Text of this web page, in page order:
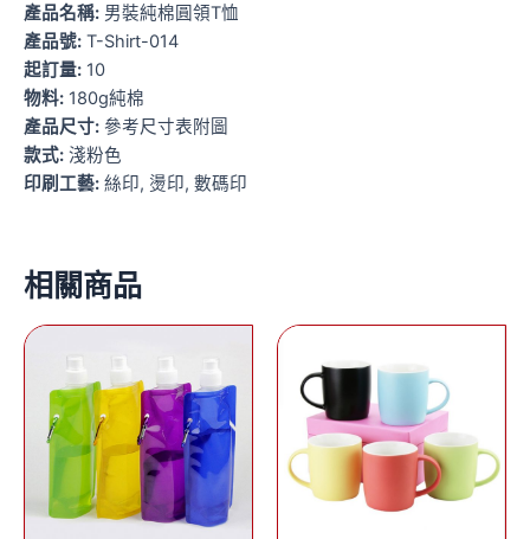
產品名稱: 男裝純棉圓領T恤
產品號: T-Shirt-014
起訂量: 10
物料: 180g純棉
產品尺寸: 參考尺寸表附圖
款式: 淺粉色
印刷工藝: 絲印, 燙印, 數碼印
相關商品